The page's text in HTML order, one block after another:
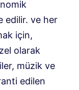
edilir. ve her
için,
olarak
müzik ve
edilen